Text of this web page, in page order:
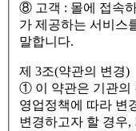
⑧ 고객 : 몰에 접속
가 제공하는 서비스
말합니다.
제 3조(약관의 변경)
① 이 약관은 기관의
영업정책에 따라 변
변경하고자 할 경우